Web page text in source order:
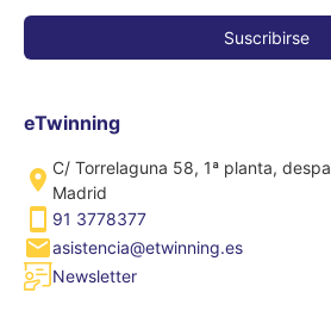
eTwinning
C/ Torrelaguna 58, 1ª planta,
Madrid
91 3778377
asistencia@etwinning.es
Newsletter